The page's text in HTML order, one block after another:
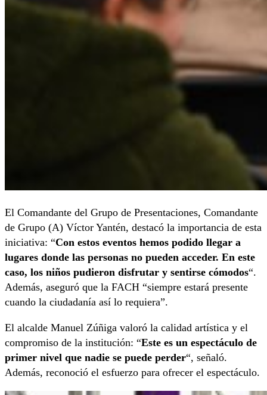
El Comandante del Grupo de Presentaciones, Comandante
de Grupo (A) Víctor Yantén, destacó la importancia de esta
iniciativa: “Con estos eventos hemos podido llegar a
lugares donde las personas no pueden acceder. En este
caso, los niños pudieron disfrutar y sentirse cómodos“.
Además, aseguró que la FACH “siempre estará presente
cuando la ciudadanía así lo requiera”.
El alcalde Manuel Zúñiga valoró la calidad artística y el
compromiso de la institución: “Este es un espectáculo de
primer nivel que nadie se puede perder“, señaló.
Además, reconoció el esfuerzo para ofrecer el espectáculo.